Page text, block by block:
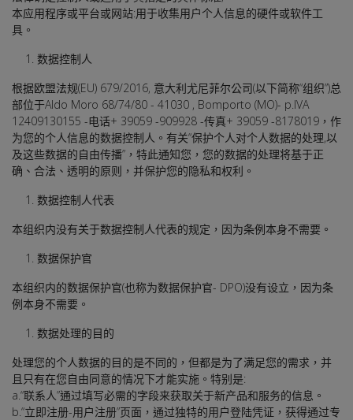
本应用程序或平台或网站:用于收集用户个人信息的硬件或软件工
具。
数据控制人
根据欧盟法规(EU) 679/2016, 意大利尤尼菲尔公司(以下简称“组织”)总
部位于Aldo Moro 68/74/80 - 41030 , Bomporto (MO)- p.IVA
12409130155 -电话+ 39059 -909928 -传真+ 39059 -8178019，作
为您的个人信息的数据控制人。有关“保护个人对个人数据的处理,以
及这些数据的自由传播”，特此通知您，您的数据的处理将基于正
确、合法、透明的原则，并保护您的隐私和权利。
数据控制人代表
本组织内没有关于数据控制人代表的规定，因为条例本身不需要。
数据保护官
本组织内的数据保护官(也称为数据保护官- DPO)没有设立，因为条
例本身不需要。
数据处理的目的
处理您的个人数据的目的是不同的，但都是为了满足您的需求，并
且只有在您自由同意的情况下才能实施。特别是:
a.“联系人”通过填写必需的字段来获取关于新产品和服务的信息。
b.“立即注册-用户注册”页面，通过独特的用户登陆凭证，获得通过专